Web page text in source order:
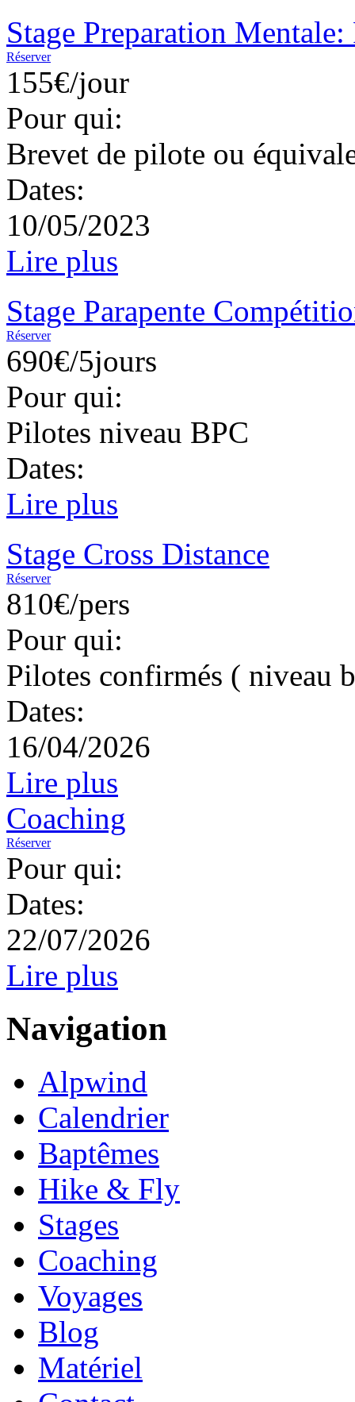
Stage Preparation
Réserver
155€/jour
Pour qui:
Brevet de pilote ou
Dates:
10/05/2023
Lire plus
Stage Parapente
Réserver
690€/5jours
Pour qui:
Pilotes niveau BPC
Dates:
Lire plus
Stage Cross Distance
Réserver
810€/pers
Pour qui:
Pilotes confirmés ( niveau
Dates:
16/04/2026
Lire plus
Coaching
Réserver
Pour qui:
Dates:
22/07/2026
Lire plus
Navigation
Alpwind
Calendrier
Baptêmes
Hike & Fly
Stages
Coaching
Voyages
Blog
Matériel